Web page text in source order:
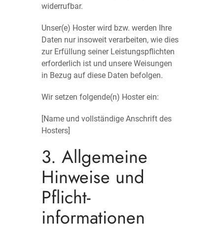
widerrufbar.
Unser(e) Hoster wird bzw. werden Ihre
Daten nur insoweit verarbeiten, wie dies
zur Erfüllung seiner Leistungspflichten
erforderlich ist und unsere Weisungen
in Bezug auf diese Daten befolgen.
Wir setzen folgende(n) Hoster ein:
[Name und vollständige Anschrift des
Hosters]
3. Allgemeine
Hinweise und
Pflicht­
informationen